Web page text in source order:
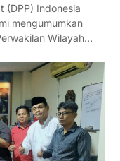
(DPP) Indonesia
mengumumkan
Wilayah…